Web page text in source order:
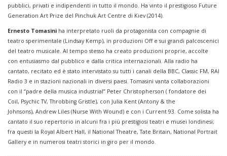
pubblici, privati e indipendenti in tutto il mondo. Ha vinto il prestigioso Future
Generation Art Prize del Pinchuk Art Centre di Kiev (2014).
Ernesto Tomasini ha interpretato ruoli da protagonista con compagnie di
teatro sperimentale (Lindsay Kemp), in produzioni Off e sui grandi palcoscenici
del teatro musicale. Al tempo stesso ha creato produzioni proprie, accolte
con entusiasmo dal pubblico e dalla critica internazionali. Alla radio ha
cantato, recitato ed è stato intervistato su tutti i canali della BBC, Classic FM, RAI
Radio 3 e in stazioni nazionali in diversi paesi. Tomasini vanta collaborazioni
con il “padre della musica industrial” Peter Christopherson ( fondatore dei
Coil, Psychic TV, Throbbing Gristle), con Julia Kent (Antony & the
Johnsons), Andrew Liles (Nurse With Wound) e con i Current 93. Come solista ha
cantato il suo repertorio in alcuni fra i più prestigiosi teatri e musei londinesi;
fra questi la Royal Albert Hall, il National Theatre, Tate Britain, National Portrait
Gallery e in numerosi teatri storici in giro per il mondo.